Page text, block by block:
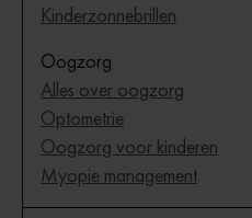
Kinderzonnebrillen
Oogzorg
Alles over oogzorg
Optometrie
Oogzorg voor kinderen
Myopie management